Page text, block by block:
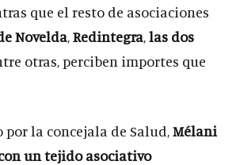
que el resto de asociaciones
Novelda,Redintegra,las dos
otras, perciben importes que
por la concejala de Salud,Mélani
un tejido asociativo